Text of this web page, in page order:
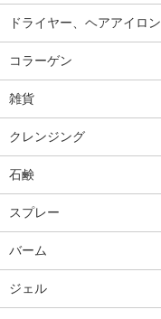
ドライヤー、ヘアアイロン
コラーゲン
雑貨
クレンジング
石鹸
スプレー
バーム
ジェル